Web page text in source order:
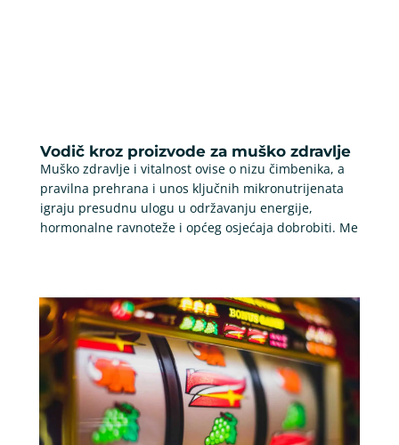
Vodič kroz proizvode za muško zdravlje
Muško zdravlje i vitalnost ovise o nizu čimbenika, a
pravilna prehrana i unos ključnih mikronutrijenata
igraju presudnu ulogu u održavanju energije,
hormonalne ravnoteže i općeg osjećaja dobrobiti. Me